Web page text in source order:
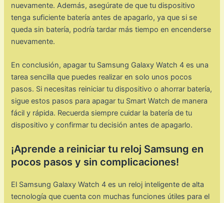
nuevamente. Además, asegúrate de que tu dispositivo
tenga suficiente batería antes de apagarlo, ya que si se
queda sin batería, podría tardar más tiempo en encenderse
nuevamente.
En conclusión, apagar tu Samsung Galaxy Watch 4 es una
tarea sencilla que puedes realizar en solo unos pocos
pasos. Si necesitas reiniciar tu dispositivo o ahorrar batería,
sigue estos pasos para apagar tu Smart Watch de manera
fácil y rápida. Recuerda siempre cuidar la batería de tu
dispositivo y confirmar tu decisión antes de apagarlo.
¡Aprende a reiniciar tu reloj Samsung en
pocos pasos y sin complicaciones!
El Samsung Galaxy Watch 4 es un reloj inteligente de alta
tecnología que cuenta con muchas funciones útiles para el